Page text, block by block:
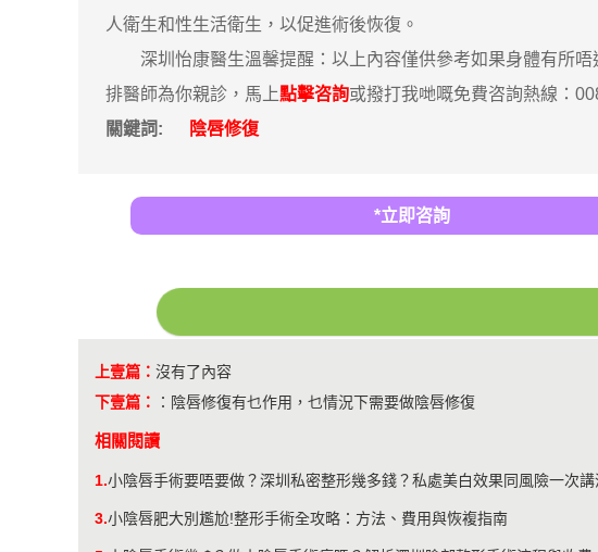
人衛生和性生活衛生，以促進術後恢復。
深圳怡康醫生溫馨提醒：以上內容僅供參考如果身體有所唔
排醫師為你親診，馬上點擊咨詢或撥打我哋嘅免費咨詢熱線：
關鍵詞:
陰唇修復
*立即咨詢
上壹篇： 沒有了內容
下壹篇：
： 陰唇修復有乜作用，乜情況下需要做陰唇修復
相關閱讀
1.小陰唇手術要唔要做？深圳私密整形幾多錢？私處美白效果同風險一次講
3.小陰唇肥大別尷尬!整形手術全攻略：方法、費用與恢複指南